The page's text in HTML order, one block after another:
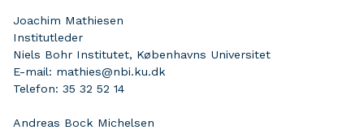
Joachim Mathiesen
Institutleder
Niels Bohr Institutet, Københavns Universitet
E-mail: mathies@nbi.ku.dk
Telefon: 35 32 52 14
Andreas Bock Michelsen